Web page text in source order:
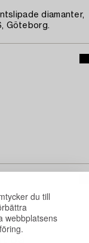
du till
webbplatsens
diamanter,
Göteborg.